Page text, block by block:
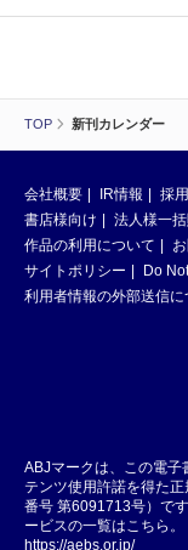
TOP 新刊カレンダー
会社概要 IR情報 採
書店様向け
法人様一括
作品の利用について
サイトポリシー
Do
利用者情報の外部送信に
ABJマークは、この電子
テンツ使用許諾を得た
番号 第6091713号）で
ービスの一覧はこちら。
https://aebs.or.jp/